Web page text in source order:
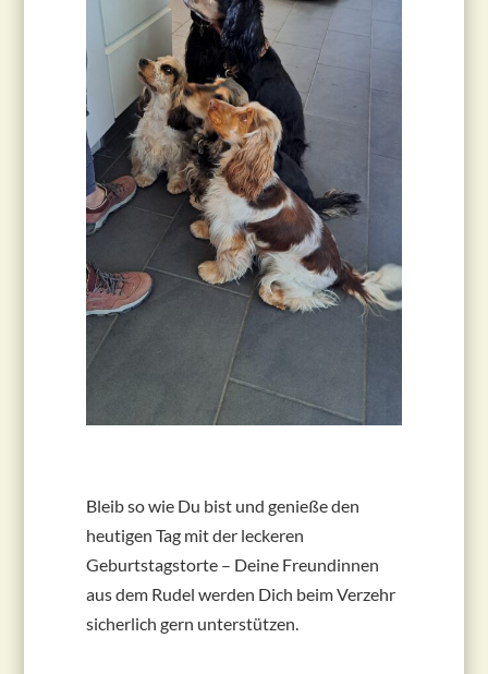
Bleib so wie Du bist und genieße den
heutigen Tag mit der leckeren
Geburtstagstorte – Deine Freundinnen
aus dem Rudel werden Dich beim Verzehr
sicherlich gern unterstützen.